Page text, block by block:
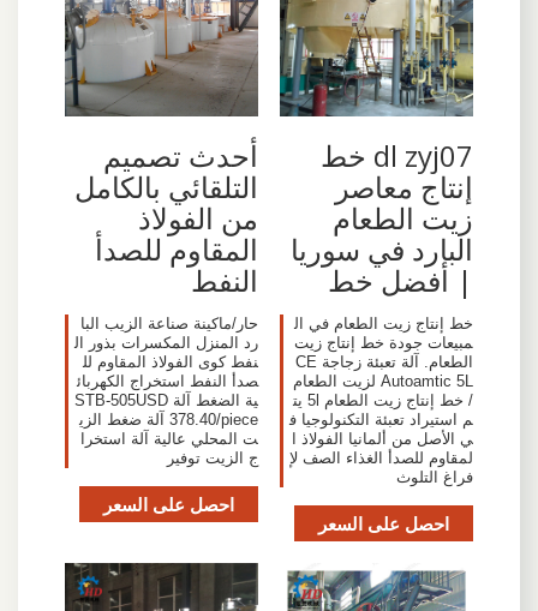
dl zyj07 خط
إنتاج معاصر
زيت الطعام
البارد في سوريا
| أفضل خط
خط إنتاج زيت الطعام في ال
مبيعات جودة خط إنتاج زيت
الطعام. آلة تعبئة زجاجة CE
Autoamtic 5L لزيت الطعام
/ خط إنتاج زيت الطعام 5l يت
م استيراد تعبئة التكنولوجيا ف
ي الأصل من ألمانيا الفولاذ ا
لمقاوم للصدأ الغذاء الصف لإ
فراغ التلوث
احصل على السعر
أحدث تصميم
التلقائي بالكامل
من الفولاذ
المقاوم للصدأ
النفط
حار/ماكينة صناعة الزيب البا
رد المنزل المكسرات بذور ال
نفط كوى الفولاذ المقاوم لل
صدأ النفط استخراج الكهربائ
ية الضغط آلة STB-505USD
378.40/piece آلة ضغط الزي
ت المحلي عالية آلة استخرا
ج الزيت توفير
احصل على السعر